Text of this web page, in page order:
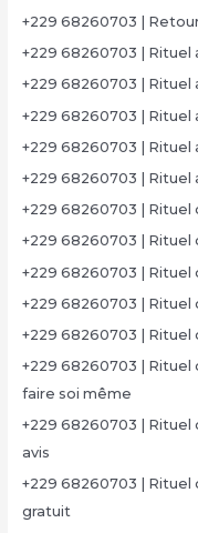
+229 68260703 |
+229 68260703 | Rituel
+229 68260703 | Rituel
+229 68260703 | Rituel
+229 68260703 | Rituel
+229 68260703 |
+229 68260703 |
+229 68260703 | Rituel
+229 68260703 | Rituel
+229 68260703 |
+229 68260703 |
+229 68260703 |
faire soi même
+229 68260703 |
avis
+229 68260703 |
gratuit